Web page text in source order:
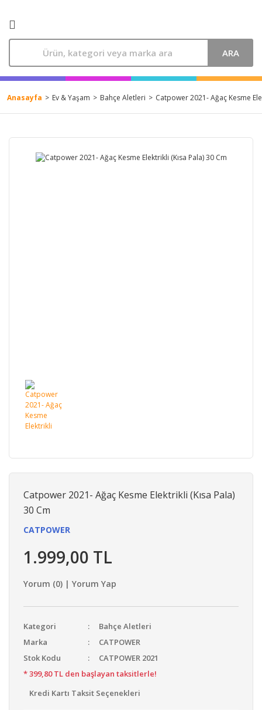
ARA
Anasayfa Ev & Yaşam Bahçe Aletleri Catpower 2021- Ağaç Kesme
Catpower 2021- Ağaç Kesme Elektrikli (Kısa Pala)
30 Cm
CATPOWER
1.999,00 TL
Yorum (0) | Yorum Yap
Kategori
Bahçe Aletleri
Marka
CATPOWER
Stok Kodu
CATPOWER 2021
* 399,80 TL den başlayan taksitlerle!
Kredi Kartı Taksit Seçenekleri